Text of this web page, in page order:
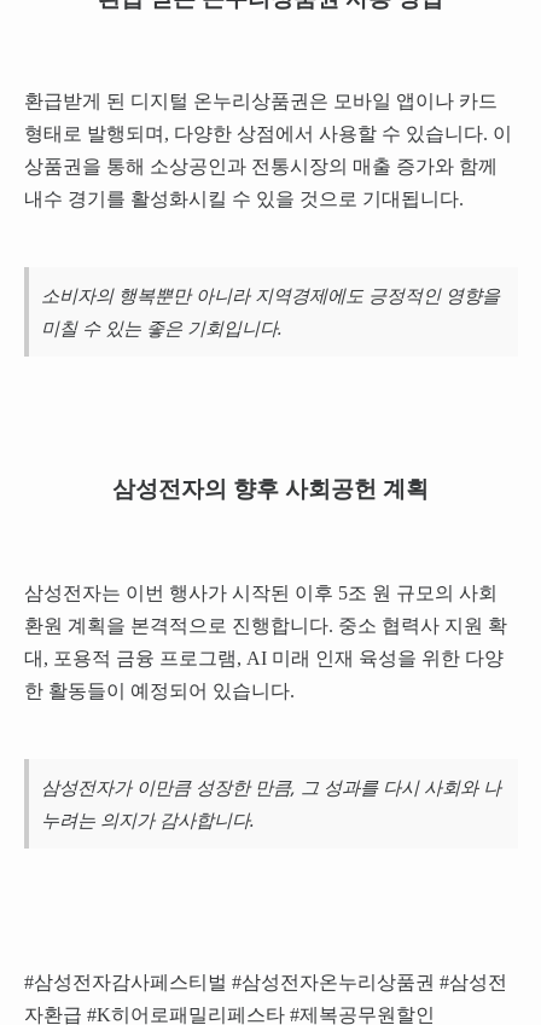
환급받게 된 디지털 온누리상품권은 모바일 앱이나 카드
형태로 발행되며, 다양한 상점에서 사용할 수 있습니다. 이
상품권을 통해 소상공인과 전통시장의 매출 증가와 함께
내수 경기를 활성화시킬 수 있을 것으로 기대됩니다.
소비자의 행복뿐만 아니라 지역경제에도 긍정적인 영향을
미칠 수 있는 좋은 기회입니다.
삼성전자의 향후 사회공헌 계획
삼성전자는 이번 행사가 시작된 이후 5조 원 규모의 사회
환원 계획을 본격적으로 진행합니다. 중소 협력사 지원 확
대, 포용적 금융 프로그램, AI 미래 인재 육성을 위한 다양
한 활동들이 예정되어 있습니다.
삼성전자가 이만큼 성장한 만큼, 그 성과를 다시 사회와 나
누려는 의지가 감사합니다.
#삼성전자감사페스티벌 #삼성전자온누리상품권 #삼성전
자환급 #K히어로패밀리페스타 #제복공무원할인